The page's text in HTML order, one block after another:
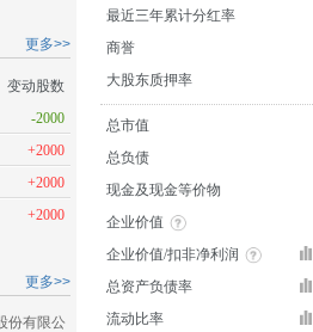
更多>>
变动股数
-2000
+2000
+2000
+2000
更多>>
份有限公
最近三年累计分红率
商誉
大股东质押率
总市值
总负债
现金及现金等价物
企业价值
企业价值/扣非净利润
总资产负债率
流动比率